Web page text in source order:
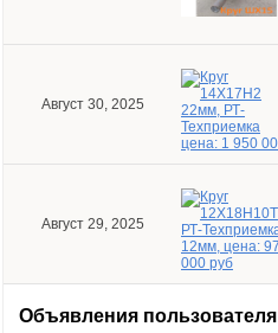
Август 30, 2025
Август 29, 2025
Объявления пользователя